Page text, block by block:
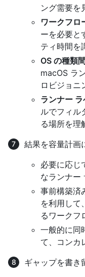
ング需要を
ワークフロ
ーを必要と
ティ時間を
OS の種類
macOS ラ
ロビジョニ
ランナー
ルでフィル
る場所を理
結果を容量計画
必要に応じ
なランナー
事前構築済
を利用して
るワークフ
一般的に同
て、コンカ
ギャップを書き